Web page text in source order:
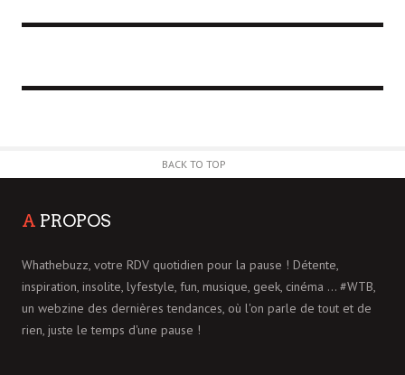
BACK TO TOP
A PROPOS
Whathebuzz, votre RDV quotidien pour la pause ! Détente,
inspiration, insolite, lyfestyle, fun, musique, geek, cinéma ... #WTB,
un webzine des dernières tendances, où l'on parle de tout et de
rien, juste le temps d'une pause !